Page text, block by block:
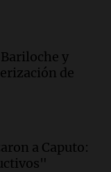
el teléfono?
y
de
a Caputo: